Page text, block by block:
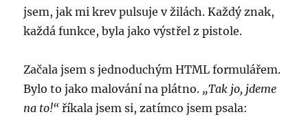
jsem, jak mi krev pulsuje v žilách. Každý znak,
každá funkce, byla jako výstřel z pistole.
Začala jsem s jednoduchým HTML formulářem.
Bylo to jako malování na plátno. „Tak jo, jdeme
na to!“ říkala jsem si, zatímco jsem psala: